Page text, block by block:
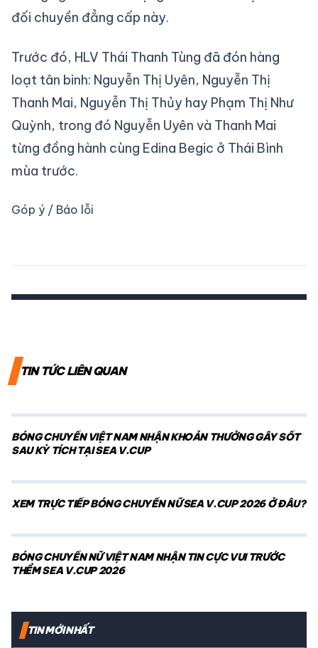
đối chuyền đẳng cấp này.
Trước đó, HLV Thái Thanh Tùng đã đón hàng
loạt tân binh: Nguyễn Thị Uyên, Nguyễn Thị
Thanh Mai, Nguyễn Thị Thủy hay Phạm Thị Như
Quỳnh, trong đó Nguyễn Uyên và Thanh Mai
từng đồng hành cùng Edina Begic ở Thái Bình
mùa trước.
Góp ý / Báo lỗi
TIN TỨC LIÊN QUAN
BÓNG CHUYỀN VIỆT NAM NHẬN KHOẢN THƯỞNG GÂY SỐT
SAU KỲ TÍCH TẠI SEA V.CUP
XEM TRỰC TIẾP BÓNG CHUYỀN NỮ SEA V.CUP 2026 Ở ĐÂU?
BÓNG CHUYỀN NỮ VIỆT NAM NHẬN TIN CỰC VUI TRƯỚC
THỀM SEA V.CUP 2026
TIN MỚI NHẤT